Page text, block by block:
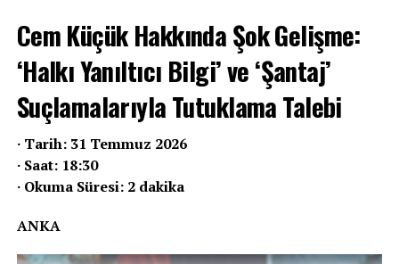
Fatih Doğan Medya
Hızlı • Tarafsız • Güvenilir Haber
Cem Küçük Hakkında Şok Gelişme:
‘Halkı Yanıltıcı Bilgi’ ve ‘Şantaj’
Suçlamalarıyla Tutuklama Talebi
· Tarih: 31 Temmuz 2026
· Saat: 18:30
· Okuma Süresi: 2 dakika
ANKA